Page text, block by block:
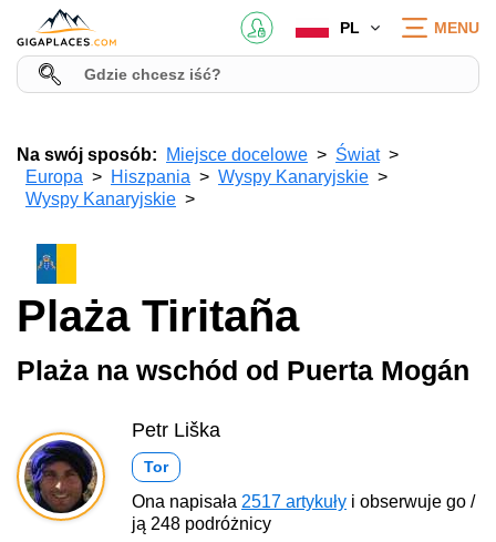
PL MENU
Na swój sposób: Miejsce docelowe
Świat
Europa
Hiszpania
Wyspy Kanaryjskie
Wyspy Kanaryjskie
Plaża Tiritaña
Plaża na wschód od Puerta Mogán
Petr Liška
Tor
Ona napisała 2517 artykuły i obserwuje go /
ją 248 podróżnicy